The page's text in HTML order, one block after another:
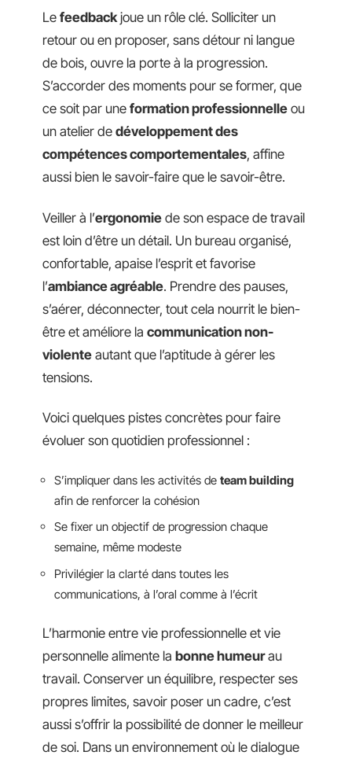
Le feedbackjoue un rôle clé. Solliciter un
retour ou en proposer, sans détour ni langue
de bois, ouvre la porte à la progression.
S’accorder des moments pour se former, que
ce soit par une formation professionnelle ou
un atelier de développement des
compétences comportementales, affine
aussi bien le savoir-faire que le savoir-être.
Veiller à l’ergonomie de son espace de travail
est loin d’être un détail. Un bureau organisé,
confortable, apaise l’esprit et favorise
l’ambiance agréable. Prendre des pauses,
s’aérer, déconnecter, tout cela nourrit le bien-
être et améliore la communication non-
violente autant que l’aptitude à gérer les
tensions.
Voici quelques pistes concrètes pour faire
évoluer son quotidien professionnel :
S’impliquer dans les activités de team building
afin de renforcer la cohésion
Se fixer un objectif de progression chaque
semaine, même modeste
Privilégier la clarté dans toutes les
communications, à l’oral comme à l’écrit
L’harmonie entre vie professionnelle et vie
personnelle alimente la bonne humeurau
travail. Conserver un équilibre, respecter ses
propres limites, savoir poser un cadre, c’est
aussi s’offrir la possibilité de donner le meilleur
de soi. Dans un environnement où le dialogue